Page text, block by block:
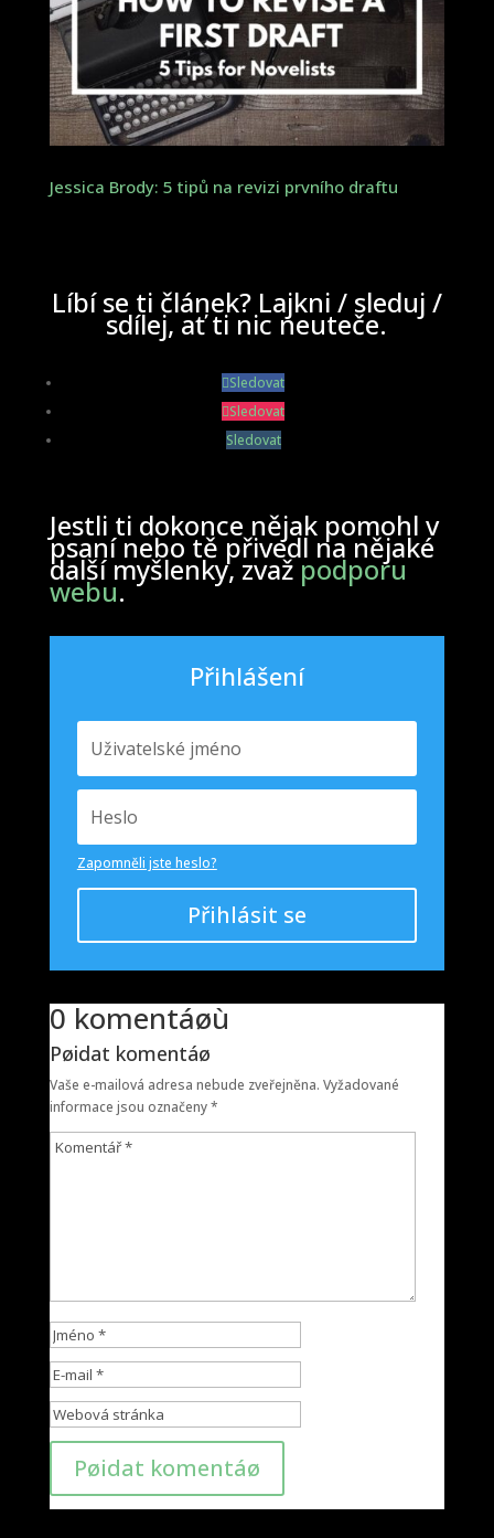
Jessica Brody: 5 tipů na revizi prvního draftu
Líbí se ti článek? Lajkni / sleduj /
sdílej, ať ti nic neuteče.
Sledovat
Sledovat
Sledovat
Jestli ti dokonce nějak pomohl v
psaní nebo tě přivedl na nějaké
další myšlenky, zvažpodporu
webu.
Přihlášení
Zapomněli jste heslo?
Přihlásit se
0 komentáøù
Pøidat komentáø
Vaše e-mailová adresa nebude zveřejněna. Vyžadované
informace jsou označeny*
Pøidat komentáø